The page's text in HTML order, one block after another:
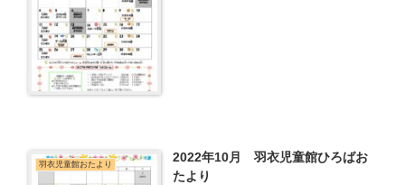
羽衣児童館おたより
2022年10月 羽衣児童館ひろばお
たより